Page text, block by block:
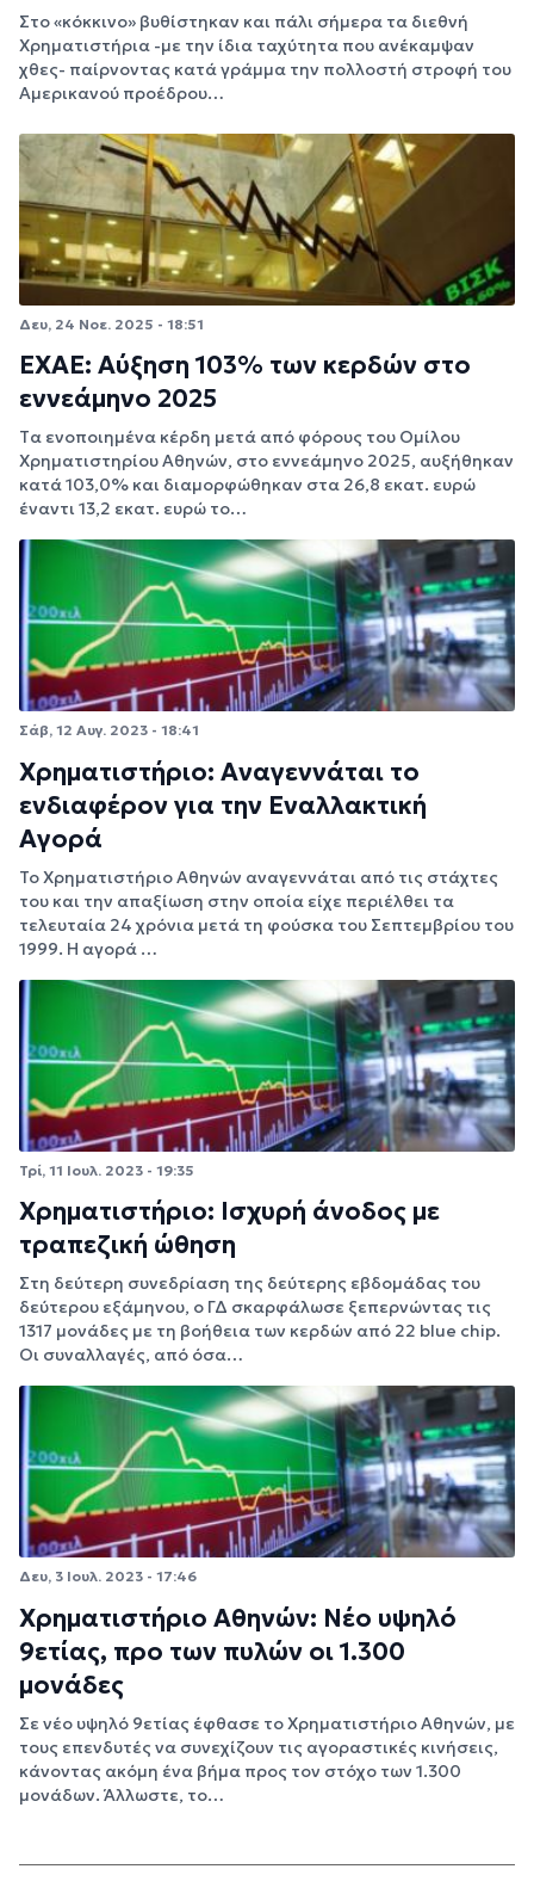
Στο «κόκκινο» βυθίστηκαν και πάλι σήμερα τα διεθνή
Χρηματιστήρια -με την ίδια ταχύτητα που ανέκαμψαν
χθες- παίρνοντας κατά γράμμα την πολλοστή στροφή του
Αμερικανού προέδρου…
Δευ, 24 Νοε. 2025 - 18:51
ΕΧΑΕ: Αύξηση 103% των κερδών στο
εννεάμηνο 2025
Tα ενοποιημένα κέρδη μετά από φόρους του Ομίλου
Χρηματιστηρίου Αθηνών, στο εννεάμηνο 2025, αυξήθηκαν
κατά 103,0% και διαμορφώθηκαν στα 26,8 εκατ. ευρώ
έναντι 13,2 εκατ. ευρώ το…
Σάβ, 12 Αυγ. 2023 - 18:41
Χρηματιστήριο: Αναγεννάται το
ενδιαφέρον για την Εναλλακτική
Αγορά
Το Χρηματιστήριο Αθηνών αναγεννάται από τις στάχτες
του και την απαξίωση στην οποία είχε περιέλθει τα
τελευταία 24 χρόνια μετά τη φούσκα του Σεπτεμβρίου του
1999. Η αγορά …
Τρί, 11 Ιουλ. 2023 - 19:35
Χρηματιστήριο: Ισχυρή άνοδος με
τραπεζική ώθηση
Στη δεύτερη συνεδρίαση της δεύτερης εβδομάδας του
δεύτερου εξάμηνου, ο ΓΔ σκαρφάλωσε ξεπερνώντας τις
1317 μονάδες με τη βοήθεια των κερδών από 22 blue chip.
Οι συναλλαγές, από όσα…
Δευ, 3 Ιουλ. 2023 - 17:46
Χρηματιστήριο Αθηνών: Νέο υψηλό
9ετίας, προ των πυλών οι 1.300
μονάδες
Σε νέο υψηλό 9ετίας έφθασε το Χρηματιστήριο Αθηνών, με
τους επενδυτές να συνεχίζουν τις αγοραστικές κινήσεις,
κάνοντας ακόμη ένα βήμα προς τον στόχο των 1.300
μονάδων. Άλλωστε, το…